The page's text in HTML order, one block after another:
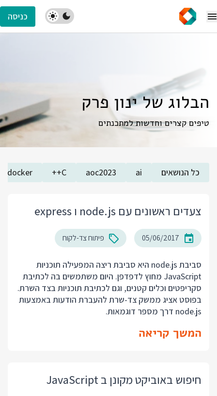
כניסה
הבלוג של ינון פרק
טיפים קצרים וחדשות למתכנתים
כל הנושאים ai
aoc2023
C++
docker
צעדים ראשונים עם node.js ו express
05/06/2017 פיתוח צד-לקוח
סביבת node.js היא סביבת ריצה המפעילה תוכניות
JavaScript מחוץ לדפדפן. היום משתמשים בה לכתיבת
סקריפטים וכלים קטנים, וגם לכתיבת תוכניות בצד השרת.
בפוסט אציג ממשק צד-שרת להעברת הודעות באמצעות
node.js דרך מספר דוגמאות.
המשך קריאה
חיפוש באוביקט מקונן ב JavaScript